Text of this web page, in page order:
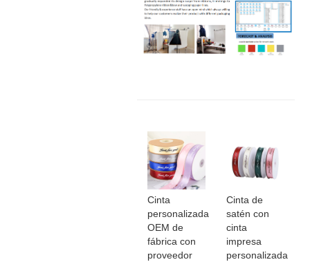
Cinta
personalizada
OEM de
fábrica con
proveedor
Cinta de
satén con
cinta
impresa
personalizada